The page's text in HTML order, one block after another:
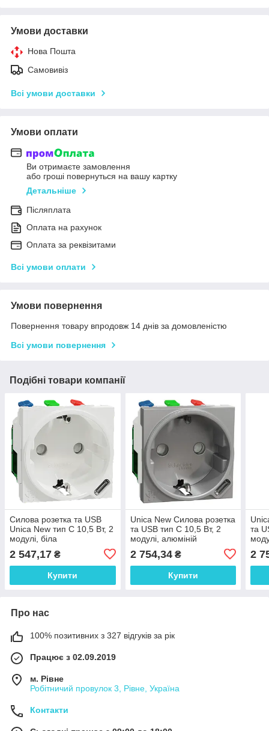
Умови доставки
Нова Пошта
Самовивіз
Всі умови доставки
Умови оплати
Ви отримаєте замовлення
або гроші повернуться на вашу картку
Детальніше
Післяплата
Оплата на рахунок
Оплата за реквізитами
Всі умови оплати
Умови повернення
Повернення товару впродовж 14 днів за домовленістю
Всі умови повернення
Подібні товари компанії
Силова розетка та USB
Unica New тип С 10,5 Вт, 2
модулі, біла
2 547,17 ₴
Купити
Unica New Силова розетка
та USB тип С 10,5 Вт, 2
модулі, алюміній
2 754,34₴
Купити
та
2
Про нас
100% позитивних з 327 відгуків за рік
Працює з 02.09.2019
м. Рівне
Робітничий провулок 3, Рівне, Україна
Контакти